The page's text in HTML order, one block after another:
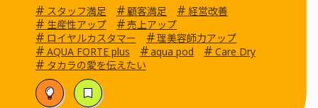
# スタッフ満足 #顧客満足 # 経営改善
# 生産性アップ #売上アップ
# ロイヤルカスタマー #理美容師力アップ
# AQUA FORTE plus #aqua pod # Care Dry
# タカラの愛を伝えたい